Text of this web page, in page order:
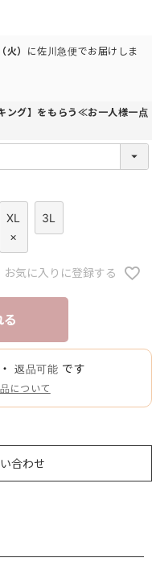
） に佐川急便でお届けしま
ング】をもらう≪お一人様一点
XL
×
3L
お気に入りに登録する
る
・返品可能 です
について
合わせ